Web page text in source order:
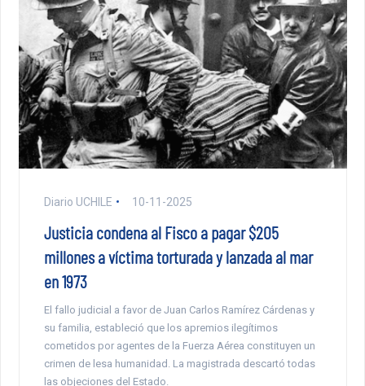
Diario UCHILE 10-11-2025
Justicia condena al Fisco a pagar $205
millones a víctima torturada y lanzada al mar
en 1973
El fallo judicial a favor de Juan Carlos Ramírez Cárdenas y
su familia, estableció que los apremios ilegítimos
cometidos por agentes de la Fuerza Aérea constituyen un
crimen de lesa humanidad. La magistrada descartó todas
las objeciones del Estado.